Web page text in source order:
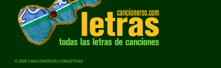
© 2026 CANCIONEROS.COM/LETRAS